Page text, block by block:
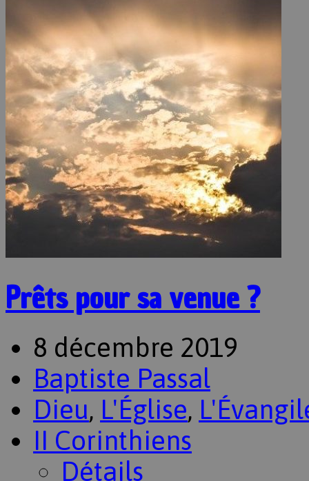
Prêts pour sa venue ?
8 décembre 2019
Baptiste Passal
Dieu, L'Église,
II Corinthiens
Détails